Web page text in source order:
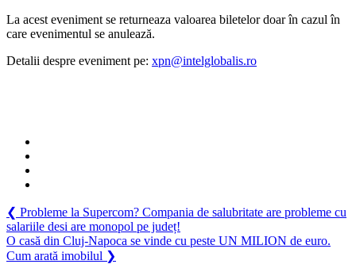
La acest eveniment se returneaza valoarea biletelor doar în cazul în
care evenimentul se anulează.
Detalii despre eveniment pe: xpn@intelglobalis.ro
Navigare
în
articole
❮ Previous
Post:
Probleme la Supercom? Compania de salubritate are probleme cu
salariile desi are monopol pe județ!
Next
Post:
O casă din Cluj-Napoca se vinde cu peste UN MILION de euro.
Cum arată imobilul ❯